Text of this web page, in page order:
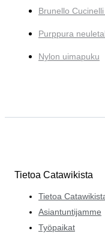
Brunello
Purppura
Nylon uimapuku
Tietoa Catawikista
Tietoa
Asiantuntijamme
Työpaikat